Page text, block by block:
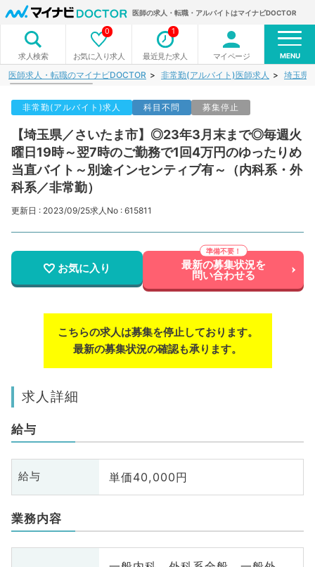
医師の求人・転職・アルバイトはマイナビDOCTOR
求人検索 お気に入り求人
0
最近見た求人
1
マイページ MENU
医師求人・転職のマイナビDOCTOR 非常勤(アルバイト)医師求人 埼玉県
非常勤(アルバイト)求人 科目不問 募集停止
【埼玉県／さいたま市】◎23年3月末まで◎毎週火
曜日19時～翌7時のご勤務で1回4万円のゆったりめ
当直バイト～別途インセンティブ有～（内科系・外
科系／非常勤）
更新日 : 2023/09/25求人No : 615811
お気に入り 最新の募集状況を
問い合わせる
こちらの求人は募集を停止しております。
最新の募集状況の確認も承ります。
求人詳細
給与
給与 単価40,000円
業務内容